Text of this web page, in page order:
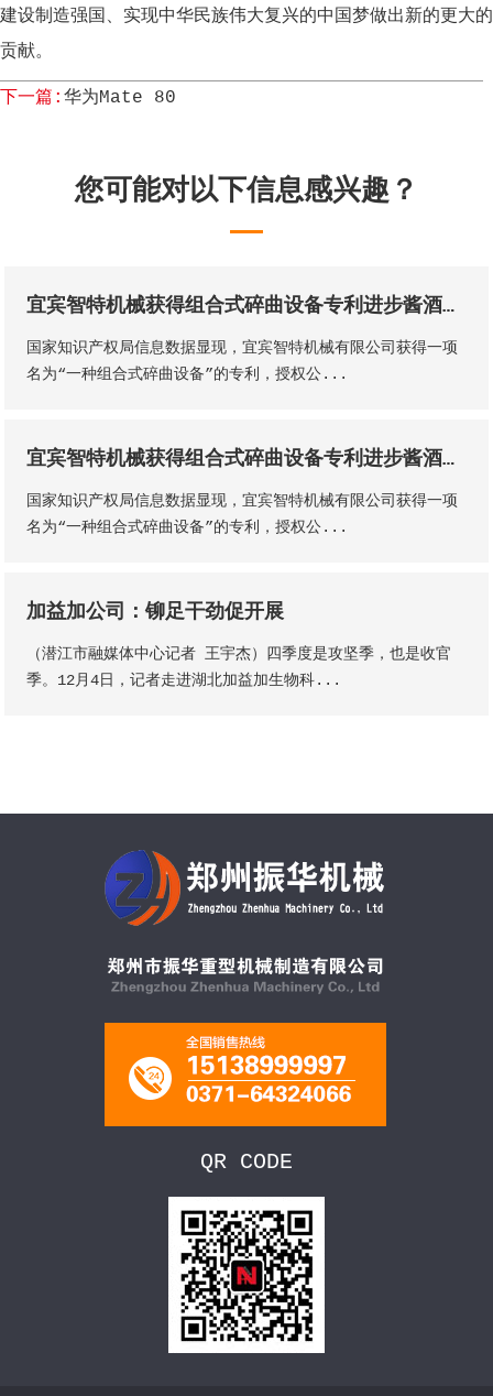
建设制造强国、实现中华民族伟大复兴的中国梦做出新的更大的
贡献。
下一篇: 华为Mate 80
您可能对以下信息感兴趣？
宜宾智特机械获得组合式碎曲设备专利进步酱酒出产的质量和出产功率
国家知识产权局信息数据显现，宜宾智特机械有限公司获得一项
名为“一种组合式碎曲设备”的专利，授权公...
宜宾智特机械获得组合式碎曲设备专利进步酱酒出产的质量和出产功率
国家知识产权局信息数据显现，宜宾智特机械有限公司获得一项
名为“一种组合式碎曲设备”的专利，授权公...
加益加公司：铆足干劲促开展
（潜江市融媒体中心记者 王宇杰）四季度是攻坚季，也是收官
季。12月4日，记者走进湖北加益加生物科...
QR CODE